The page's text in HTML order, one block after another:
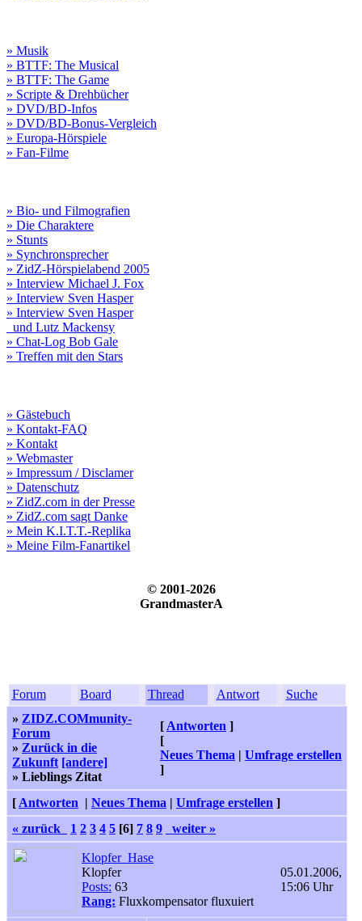
» Musik
» BTTF: The Musical
» BTTF: The Game
» Scripte & Drehbücher
» DVD/BD-Infos
» DVD/BD-Bonus-Vergleich
» Europa-Hörspiele
» Fan-Filme
» Bio- und Filmografien
» Die Charaktere
» Stunts
» Synchronsprecher
» ZidZ-Hörspielabend 2005
» Interview Michael J. Fox
» Interview Sven Hasper
» Interview Sven Hasper
und Lutz Mackensy
» Chat-Log Bob Gale
» Treffen mit den Stars
» Gästebuch
» Kontakt-FAQ
» Kontakt
» Webmaster
» Impressum / Disclamer
» Datenschutz
» ZidZ.com in der Presse
» ZidZ.com sagt Danke
» Mein K.I.T.T.-Replika
» Meine Film-Fanartikel
© 2001-2026
GrandmasterA
Forum Board Thread Antwort
Suche
» ZIDZ.COMmunity-
Forum
» Zurück in die
Zukunft [andere]
» Lieblings Zitat
[ Antworten ]
[
Neues Thema | Umfrage erstellen
]
[ Antworten | Neues Thema | Umfrage erstellen ]
« zurück
1 2 3 4 5 [6] 7 8 9 weiter »
Klopfer_Hase
Klopfer
Posts: 63
Rang: Fluxkompensator fluxuiert
05.01.2006,
15:06 Uhr